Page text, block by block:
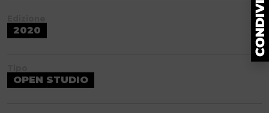
2020
OPEN STUDIO